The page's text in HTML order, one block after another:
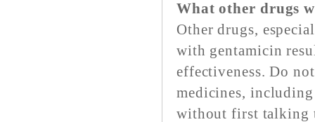
What other drugs
Other drugs,
with gentamicin
effectiveness. Do
medicines,
without first talking